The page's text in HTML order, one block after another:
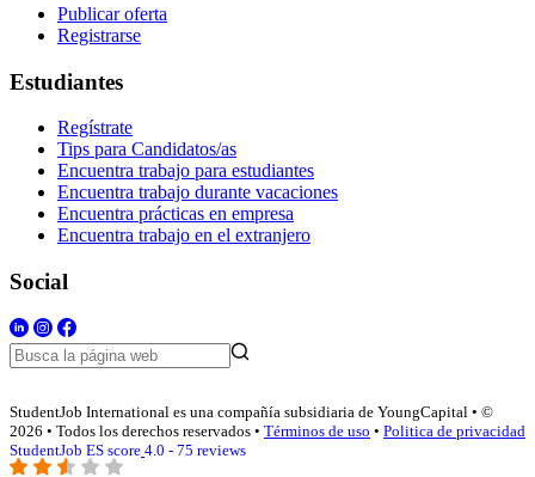
Publicar oferta
Registrarse
Estudiantes
Regístrate
Tips para Candidatos/as
Encuentra trabajo para estudiantes
Encuentra trabajo durante vacaciones
Encuentra prácticas en empresa
Encuentra trabajo en el extranjero
Social
StudentJob International es una compañía subsidiaria de YoungCapital • ©
2026 • Todos los derechos reservados • Términos de uso • Politica de privacidad
StudentJob ES score 4.0 - 75 reviews